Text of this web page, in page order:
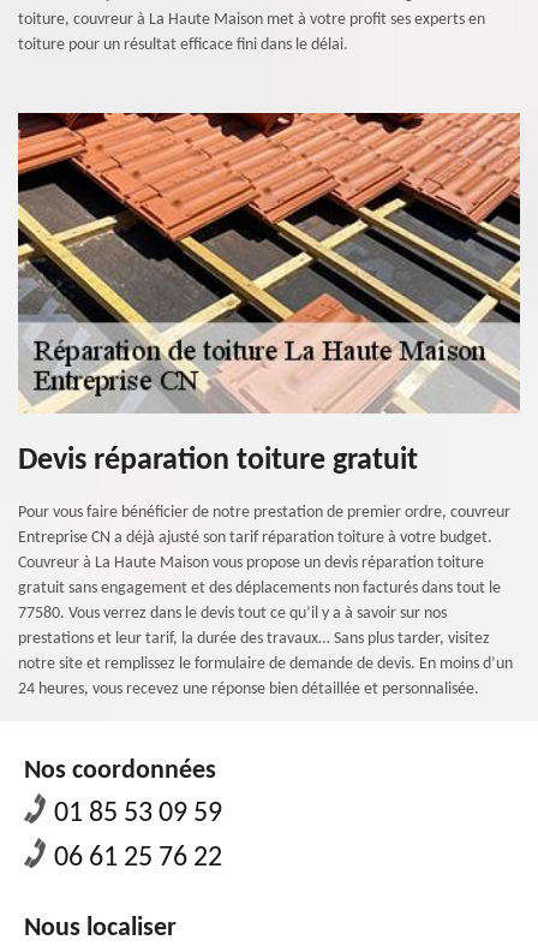
toiture, couvreur à La Haute Maison met à votre profit ses experts en
toiture pour un résultat efficace fini dans le délai.
Devis réparation toiture gratuit
Pour vous faire bénéficier de notre prestation de premier ordre, couvreur
Entreprise CN a déjà ajusté son tarif réparation toiture à votre budget.
Couvreur à La Haute Maison vous propose un devis réparation toiture
gratuit sans engagement et des déplacements non facturés dans tout le
77580. Vous verrez dans le devis tout ce qu’il y a à savoir sur nos
prestations et leur tarif, la durée des travaux… Sans plus tarder, visitez
notre site et remplissez le formulaire de demande de devis. En moins d’un
24 heures, vous recevez une réponse bien détaillée et personnalisée.
Nos coordonnées
01 85 53 09 59
06 61 25 76 22
Nous localiser